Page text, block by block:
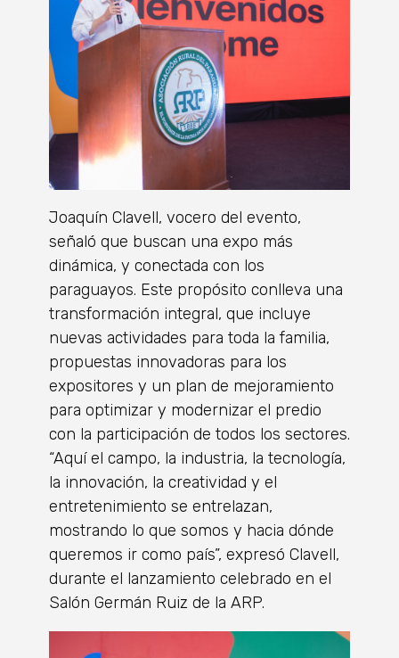
Joaquín Clavell, vocero del evento,
señaló que buscan una expo más
dinámica, y conectada con los
paraguayos. Este propósito conlleva una
transformación integral, que incluye
nuevas actividades para toda la familia,
propuestas innovadoras para los
expositores y un plan de mejoramiento
para optimizar y modernizar el predio
con la participación de todos los sectores.
“Aquí el campo, la industria, la tecnología,
la innovación, la creatividad y el
entretenimiento se entrelazan,
mostrando lo que somos y hacia dónde
queremos ir como país”, expresó Clavell,
durante el lanzamiento celebrado en el
Salón Germán Ruiz de la ARP.